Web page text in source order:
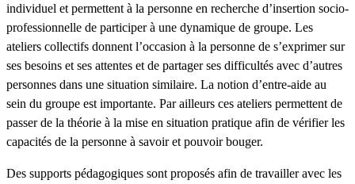
individuel et permettent à la personne en recherche d’insertion socio-
professionnelle de participer à une dynamique de groupe. Les
ateliers collectifs donnent l’occasion à la personne de s’exprimer sur
ses besoins et ses attentes et de partager ses difficultés avec d’autres
personnes dans une situation similaire. La notion d’entre-aide au
sein du groupe est importante. Par ailleurs ces ateliers permettent de
passer de la théorie à la mise en situation pratique afin de vérifier les
capacités de la personne à savoir et pouvoir bouger.
Des supports pédagogiques sont proposés afin de travailler avec les